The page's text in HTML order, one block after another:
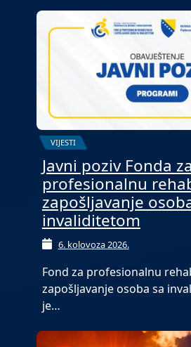
VIJESTI
Javni poziv Fonda za
profesionalnu
zapošljavanje
invaliditetom
6. kolovoza 2026.
Fond za profesionalnu
zapošljavanje osoba sa
je…